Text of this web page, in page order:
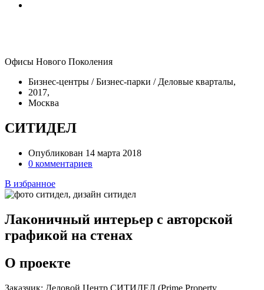
Офисы Нового Поколения
Бизнес-центры / Бизнес-парки / Деловые кварталы,
2017,
Москва
СИТИДЕЛ
Опубликован 14 марта 2018
0 комментариев
В избранное
Лаконичный интерьер с авторской
графикой на стенах
О проекте
Заказчик: Деловой Центр СИТИДЕЛ (Prime Property